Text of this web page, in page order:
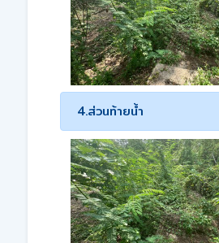
4.ส่วนท้ายน้ำ